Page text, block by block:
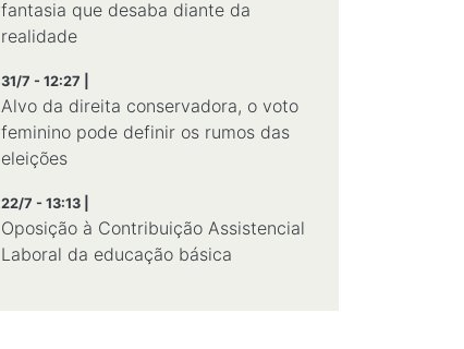
fantasia que desaba diante da
realidade
31/7 - 12:27 |
Alvo da direita conservadora, o voto
feminino pode definir os rumos das
eleições
22/7 - 13:13 |
Oposição à Contribuição Assistencial
Laboral da educação básica